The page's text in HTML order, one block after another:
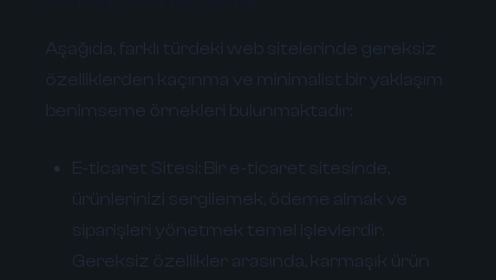
Aşağıda, farklı türdeki web sitelerinde gereksiz
özelliklerden kaçınma ve minimalist bir yaklaşım
benimseme örnekleri bulunmaktadır:
E-ticaret Sitesi: Bir e-ticaret sitesinde,
ürünlerinizi sergilemek, ödeme almak ve
siparişleri yönetmek temel işlevlerdir.
Gereksiz özellikler arasında, karmaşık ürün